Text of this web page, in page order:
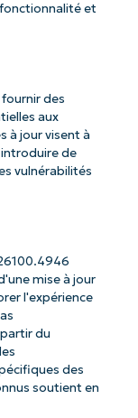
et
des
aux
à jour visent à
de
vulnérabilités
mise à jour
l'expérience
du
des
soutient en